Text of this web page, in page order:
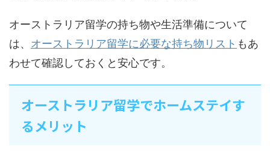
オーストラリア留学の持ち物や生活準備について
は、 オーストラリア留学に必要な持ち物リスト もあ
わせて確認しておくと安心です。
オーストラリア留学でホームステイす
るメリット